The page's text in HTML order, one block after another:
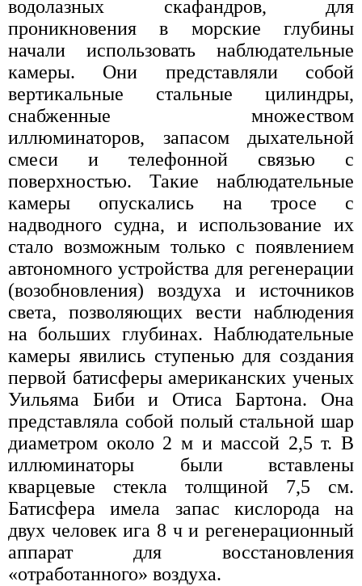
водолазных скафандров, для
проникновения в морские глубины
начали использовать наблюдательные
камеры. Они представляли собой
вертикальные стальные цилиндры,
снабженные множеством
иллюминаторов, запасом дыхательной
смеси и телефонной связью с
поверхностью. Такие наблюдательные
камеры опускались на тросе с
надводного судна, и использование их
стало возможным только с появлением
автономного устройства для регенерации
(возобновления) воздуха и источников
света, позволяющих вести наблюдения
на больших глубинах. Наблюдательные
камеры явились ступенью для создания
первой батисферы американских ученых
Уильяма Биби и Отиса Бартона. Она
представляла собой полый стальной шар
диаметром около 2 м и массой 2,5 т. В
иллюминаторы были вставлены
кварцевые стекла толщиной 7,5 см.
Батисфера имела запас кислорода на
двух человек ига 8 ч и регенерационный
аппарат для восстановления
«отработанного» воздуха.